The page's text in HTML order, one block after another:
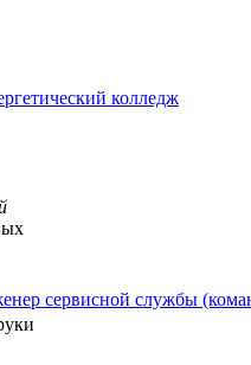
колледж
сервисной службы